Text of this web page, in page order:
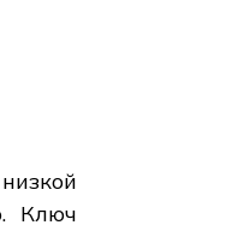
Ключ